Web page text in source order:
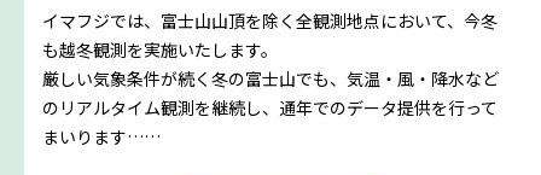
イマフジでは、富士山山頂を除く全観測地点において、今冬
も越冬観測を実施いたします。
厳しい気象条件が続く冬の富士山でも、気温・風・降水など
のリアルタイム観測を継続し、通年でのデータ提供を行って
まいります……